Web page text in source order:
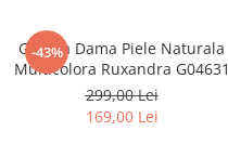
-43%
Geanta Dama Piele Naturala
Multicolora Ruxandra G04631
299,00 Lei
169,00 Lei